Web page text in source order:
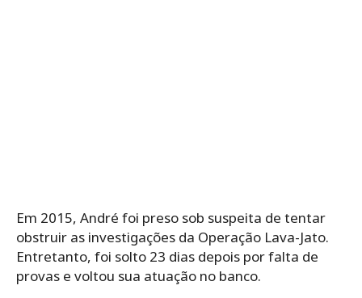
Em 2015, André foi preso sob suspeita de tentar
obstruir as investigações da Operação Lava-Jato.
Entretanto, foi solto 23 dias depois por falta de
provas e voltou sua atuação no banco.